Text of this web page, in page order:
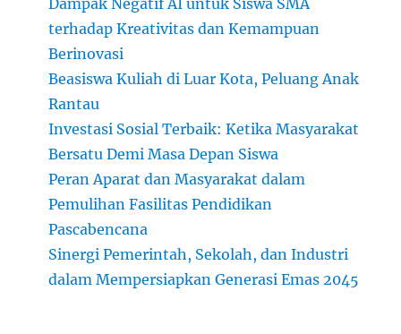
Dampak Negatif AI untuk Siswa SMA
terhadap Kreativitas dan Kemampuan
Berinovasi
Beasiswa Kuliah di Luar Kota, Peluang Anak
Rantau
Investasi Sosial Terbaik: Ketika Masyarakat
Bersatu Demi Masa Depan Siswa
Peran Aparat dan Masyarakat dalam
Pemulihan Fasilitas Pendidikan
Pascabencana
Sinergi Pemerintah, Sekolah, dan Industri
dalam Mempersiapkan Generasi Emas 2045